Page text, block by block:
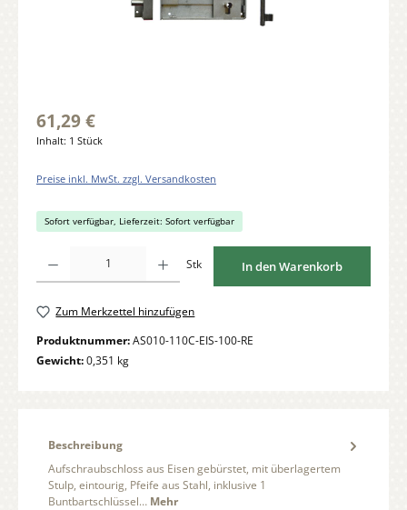
61,29 €
Inhalt: 1 Stück
Preise inkl. MwSt. zzgl. Versandkosten
Sofort verfügbar, Lieferzeit: Sofort verfügbar
Stk In den Warenkorb
Zum Merkzettel hinzufügen
Produktnummer:AS010-110C-EIS-100-RE
Gewicht:0,351 kg
Beschreibung
Aufschraubschloss aus Eisen gebürstet, mit überlagertem
Stulp, eintourig, Pfeife aus Stahl, inklusive 1
Buntbartschlüssel… Mehr